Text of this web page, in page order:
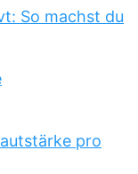
So machst du
pro